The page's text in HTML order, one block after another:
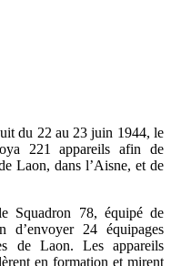
du 22 au 23 juin 1944, le
221 appareils afin de
Laon, dans l’Aisne, et de
78, équipé de
d’envoyer 24 équipages
de Laon. Les appareils
en formation et mirent